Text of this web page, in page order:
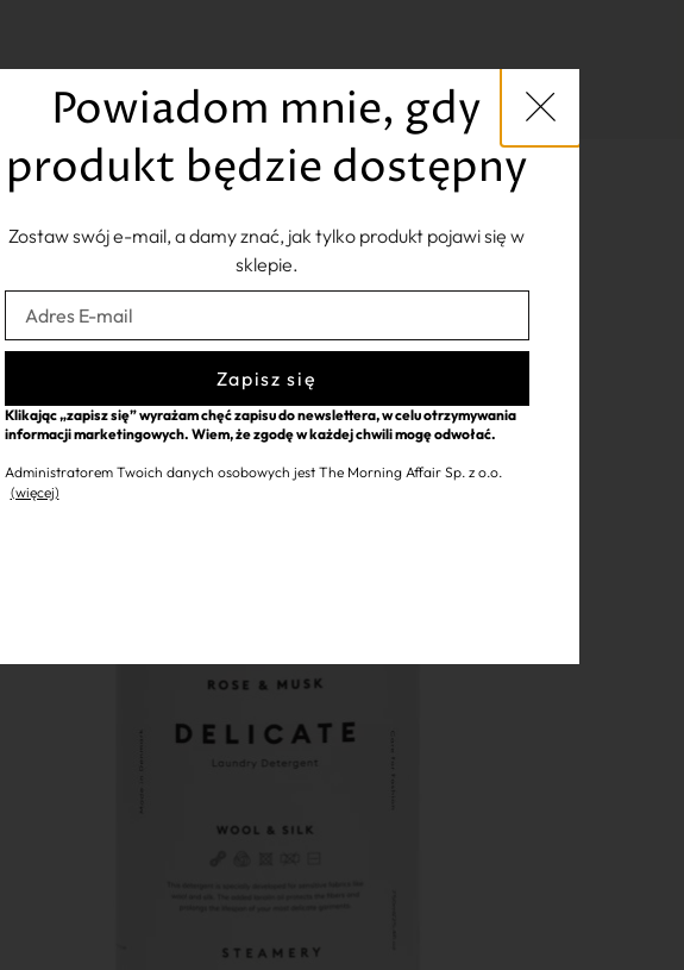
Powiadom mnie, gdy
produkt będzie dostępny
Zostaw swój e-mail, a damy znać, jak tylko produkt pojawi się w
sklepie.
Zapisz się
Klikając „zapisz się” wyrażam chęć zapisu do newslettera, w celu otrzymywania
informacji marketingowych. Wiem, że zgodę w każdej chwili mogę odwołać.
Administratorem Twoich danych osobowych jest The Morning Affair Sp. z o.o.
(więcej)